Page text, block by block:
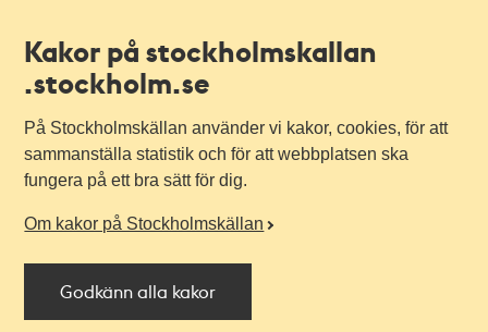
Kakor på stockholmskallan
.stockholm.se
På Stockholmskällan använder vi kakor, cookies, för att
sammanställa statistik och för att webbplatsen ska
fungera på ett bra sätt för dig.
Om kakor på Stockholmskällan
Godkänn alla kakor